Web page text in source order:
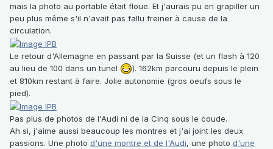
mais la photo au portable était floue. Et j'aurais pu en grapiller un
peu plus même s'il n'avait pas fallu freiner à cause de la
circulation.
Le retour d'Allemagne en passant par la Suisse (et un flash à 120
au lieu de 100 dans un tunel
). 162km parcouru depuis le plein
et 810km restant à faire. Jolie autonomie (gros oeufs sous le
pied).
Pas plus de photos de l'Audi ni de la Cinq sous le coude.
Ah si, j'aime aussi beaucoup les montres et j'ai joint les deux
passions. Une photo d'une montre et de l'Audi, une photo d'une